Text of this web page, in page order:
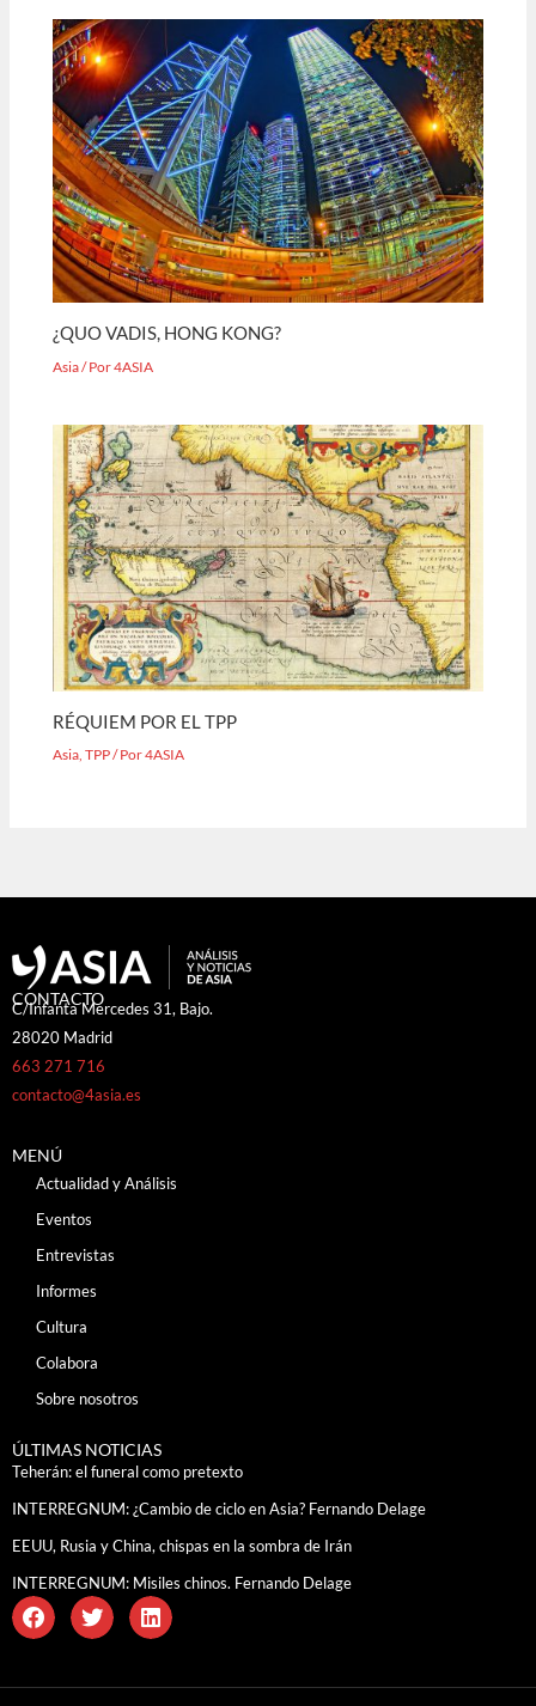
¿QUO VADIS, HONG KONG?
Asia/ Por4ASIA
RÉQUIEM POR EL TPP
Asia,TPP/ Por4ASIA
CONTACTO
C/Infanta Mercedes 31, Bajo.
28020 Madrid
663 271 716
contacto@4asia.es
MENÚ
Actualidad y Análisis
Eventos
Entrevistas
Informes
Cultura
Colabora
Sobre nosotros
ÚLTIMAS NOTICIAS
Teherán: el funeral como pretexto
INTERREGNUM: ¿Cambio de ciclo en Asia? Fernando Delage
EEUU, Rusia y China, chispas en la sombra de Irán
INTERREGNUM: Misiles chinos. Fernando Delage